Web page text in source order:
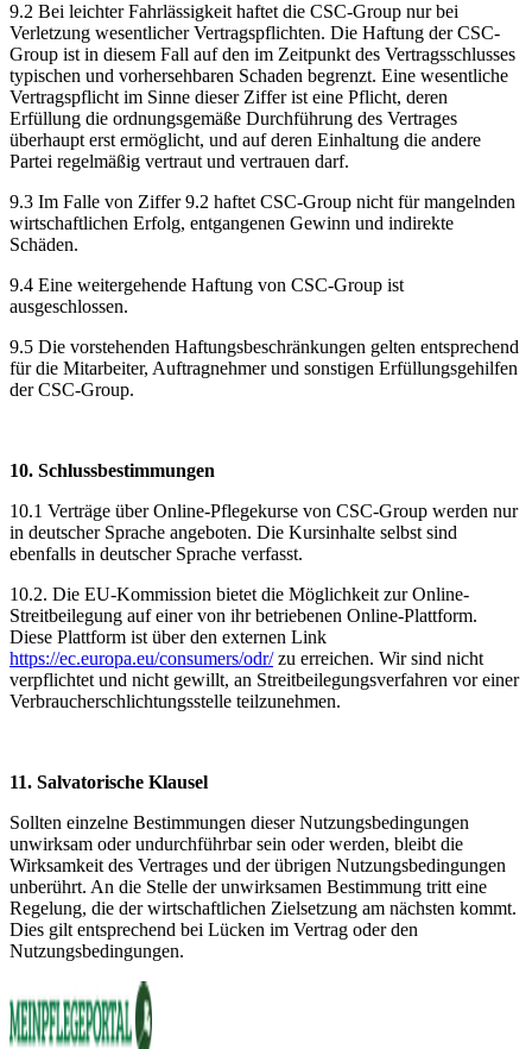
9.2 Bei leichter Fahrlässigkeit haftet die CSC-Group nur bei
Verletzung wesentlicher Vertragspflichten. Die Haftung der CSC-
Group ist in diesem Fall auf den im Zeitpunkt des Vertragsschlusses
typischen und vorhersehbaren Schaden begrenzt. Eine wesentliche
Vertragspflicht im Sinne dieser Ziffer ist eine Pflicht, deren
Erfüllung die ordnungsgemäße Durchführung des Vertrages
überhaupt erst ermöglicht, und auf deren Einhaltung die andere
Partei regelmäßig vertraut und vertrauen darf.
9.3 Im Falle von Ziffer 9.2 haftet CSC-Group nicht für mangelnden
wirtschaftlichen Erfolg, entgangenen Gewinn und indirekte
Schäden.
9.4 Eine weitergehende Haftung von CSC-Group ist
ausgeschlossen.
9.5 Die vorstehenden Haftungsbeschränkungen gelten entsprechend
für die Mitarbeiter, Auftragnehmer und sonstigen Erfüllungsgehilfen
der CSC-Group.
10. Schlussbestimmungen
10.1 Verträge über Online-Pflegekurse von CSC-Group werden nur
in deutscher Sprache angeboten. Die Kursinhalte selbst sind
ebenfalls in deutscher Sprache verfasst.
10.2. Die EU-Kommission bietet die Möglichkeit zur Online-
Streitbeilegung auf einer von ihr betriebenen Online-Plattform.
Diese Plattform ist über den externen Link
https://ec.europa.eu/consumers/odr/zu erreichen. Wir sind nicht
verpflichtet und nicht gewillt, an Streitbeilegungsverfahren vor einer
Verbraucherschlichtungsstelle teilzunehmen.
11. Salvatorische Klausel
Sollten einzelne Bestimmungen dieser Nutzungsbedingungen
unwirksam oder undurchführbar sein oder werden, bleibt die
Wirksamkeit des Vertrages und der übrigen Nutzungsbedingungen
unberührt. An die Stelle der unwirksamen Bestimmung tritt eine
Regelung, die der wirtschaftlichen Zielsetzung am nächsten kommt.
Dies gilt entsprechend bei Lücken im Vertrag oder den
Nutzungsbedingungen.